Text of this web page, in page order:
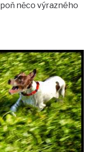
něco výrazného